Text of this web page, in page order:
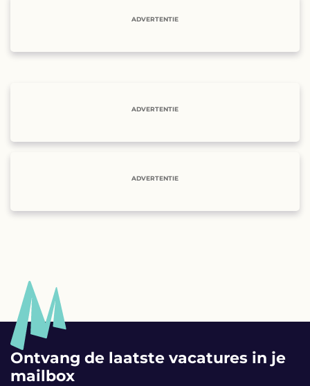
ADVERTENTIE
ADVERTENTIE
ADVERTENTIE
Ontvang de laatste vacatures in je
mailbox